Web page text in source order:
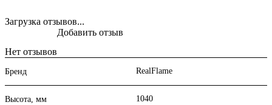
Загрузка отзывов...
Нет отзывов
Добавить отзыв
Бренд RealFlame
Высота, мм 1040